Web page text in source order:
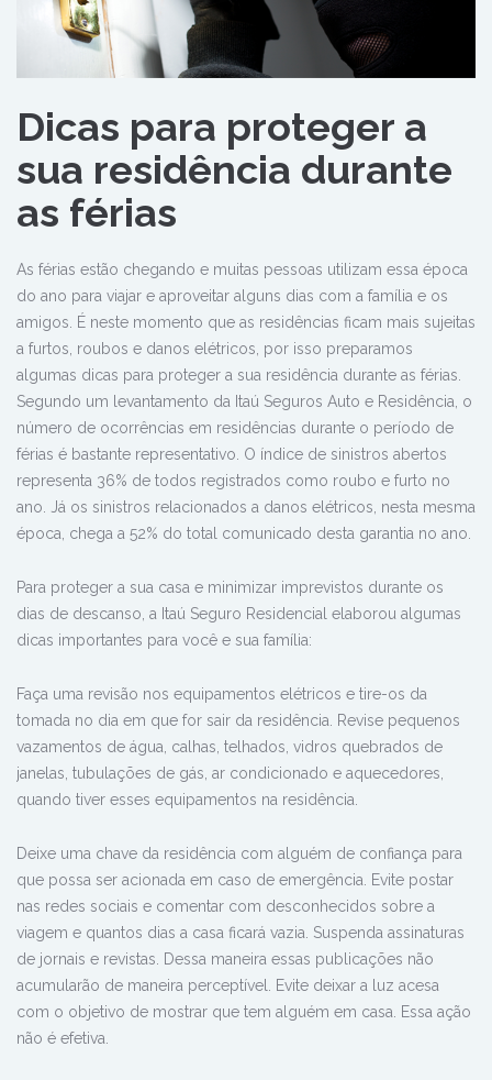
Dicas para proteger a
sua residência durante
as férias
As férias estão chegando e muitas pessoas utilizam essa época
do ano para viajar e aproveitar alguns dias com a família e os
amigos. É neste momento que as residências ficam mais sujeitas
a furtos, roubos e danos elétricos, por isso preparamos
algumas dicas para proteger a sua residência durante as férias.
Segundo um levantamento da Itaú Seguros Auto e Residência, o
número de ocorrências em residências durante o período de
férias é bastante representativo. O índice de sinistros abertos
representa 36% de todos registrados como roubo e furto no
ano. Já os sinistros relacionados a danos elétricos, nesta mesma
época, chega a 52% do total comunicado desta garantia no ano.
Para proteger a sua casa e minimizar imprevistos durante os
dias de descanso, a Itaú Seguro Residencial elaborou algumas
dicas importantes para você e sua família:
Faça uma revisão nos equipamentos elétricos e tire-os da
tomada no dia em que for sair da residência. Revise pequenos
vazamentos de água, calhas, telhados, vidros quebrados de
janelas, tubulações de gás, ar condicionado e aquecedores,
quando tiver esses equipamentos na residência.
Deixe uma chave da residência com alguém de confiança para
que possa ser acionada em caso de emergência. Evite postar
nas redes sociais e comentar com desconhecidos sobre a
viagem e quantos dias a casa ficará vazia. Suspenda assinaturas
de jornais e revistas. Dessa maneira essas publicações não
acumularão de maneira perceptível. Evite deixar a luz acesa
com o objetivo de mostrar que tem alguém em casa. Essa ação
não é efetiva.